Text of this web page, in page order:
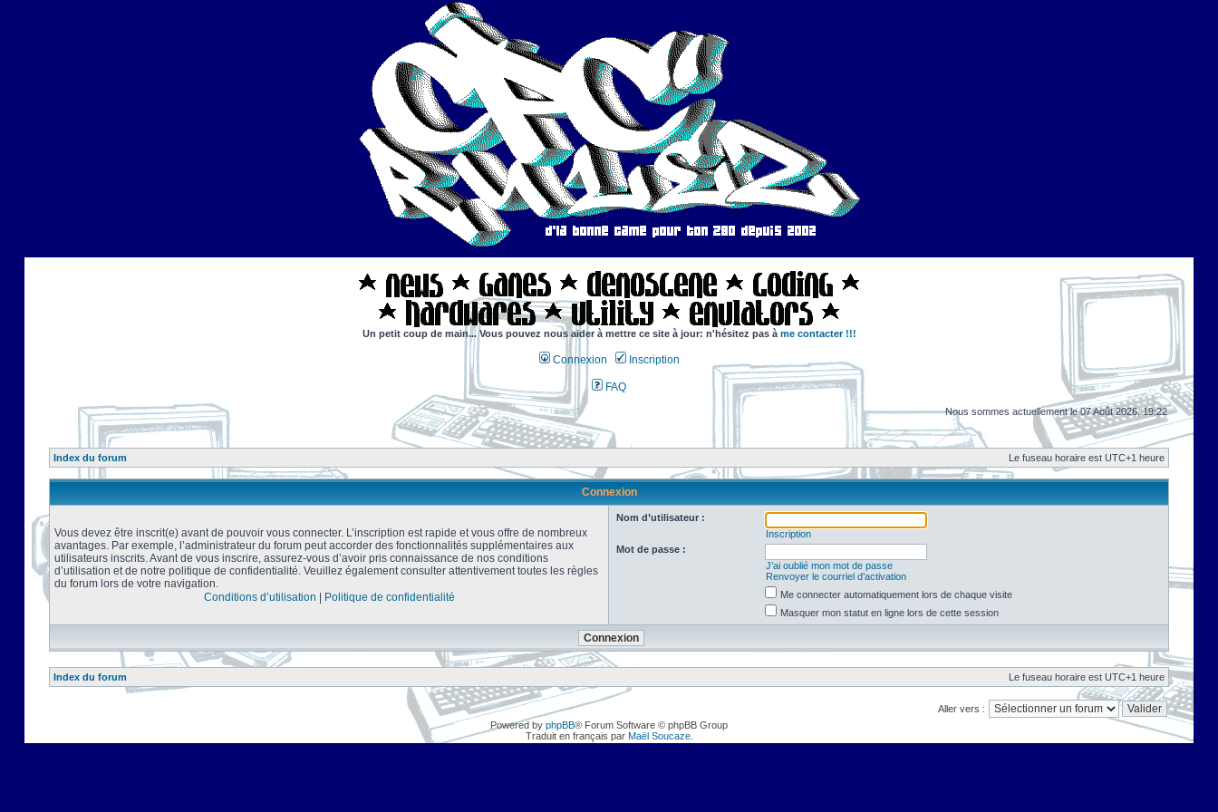
Un petit coup de main... Vous pouvez nous aider à mettre ce site à jour: n'hésitez pas à me contacter !!!
Connexion Inscription
FAQ
Nous sommes actuellement le 07 Août 2026, 19:22
Index du forum Le fuseau horaire est UTC+1 heure
Connexion
Vous devez être inscrit(e) avant de pouvoir vous connecter. L’inscription est rapide et vous offre de nombreux
avantages. Par exemple, l’administrateur du forum peut accorder des fonctionnalités supplémentaires aux
utilisateurs inscrits. Avant de vous inscrire, assurez-vous d’avoir pris connaissance de nos conditions
d’utilisation et de notre politique de confidentialité. Veuillez également consulter attentivement toutes les règles
du forum lors de votre navigation.
Conditions d’utilisation
Politique de confidentialité
Nom d’utilisateur :
Inscription
Mot de passe :
J’ai oublié mon mot de passe
Renvoyer le courriel d’activation
Me connecter automatiquement lors de chaque visite
Masquer mon statut en ligne lors de cette session
Index du forum Le fuseau horaire est UTC+1 heure
Aller vers :
Powered by phpBB® Forum Software © phpBB Group
Traduit en français par Maël Soucaze.